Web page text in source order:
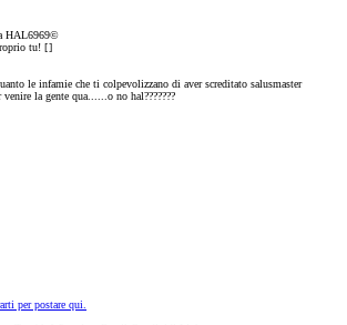
HAL6969©
tu! []
le infamie che ti colpevolizzano di aver screditato salusmaster
la gente qua......o no hal???????
per postare qui.